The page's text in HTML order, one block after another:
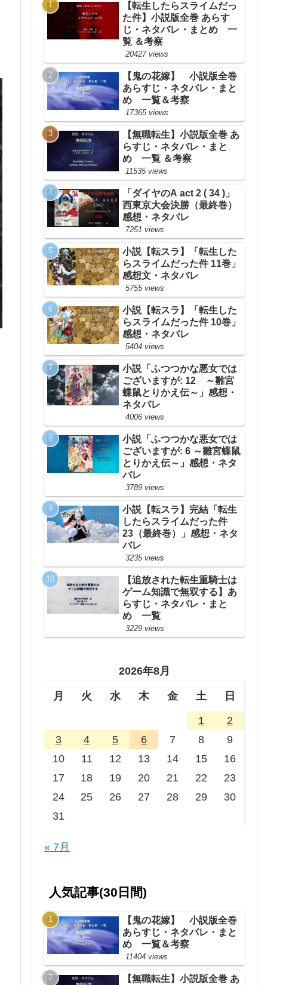
【転生したらスライムだっ
た件】小説版全巻 あらす
じ・ネタバレ・まとめ 一
覧 ＆考察
20427 views
【鬼の花嫁】 小説版全巻
あらすじ・ネタバレ・まと
め 一覧＆考察
17365 views
【無職転生】小説版全巻 あ
らすじ・ネタバレ・まと
め 一覧 ＆考察
11535 views
「ダイヤのA act 2 ( 34 )」
西東京大会決勝（最終巻）
感想・ネタバレ
7251 views
小説【転スラ】「転生した
らスライムだった件 11巻」
感想文・ネタバレ
5755 views
小説【転スラ】「転生した
らスライムだった件 10巻」
感想・ネタバレ
5404 views
小説「ふつつかな悪女では
ございますが: 12 ～雛宮
蝶鼠とりかえ伝～」感想・
ネタバレ
4006 views
小説「ふつつかな悪女では
ございますが: 6 ～雛宮蝶鼠
とりかえ伝～」感想・ネタ
バレ
3789 views
小説【転スラ】完結「転生
したらスライムだった件
23（最終巻）」感想・ネタ
バレ
3235 views
【追放された転生重騎士は
ゲーム知識で無双する】あ
らすじ・ネタバレ・まと
め 一覧
3229 views
2026年8月
月 火 水 木 金 土 日
1
2
3
4 5 6 7 8
9
10
11 12 13 14 15
16
17
18 19 20 21 22
23
24
25 26 27 28 29
30
31
« 7月
人気記事(30日間)
【鬼の花嫁】 小説版全巻
あらすじ・ネタバレ・まと
め 一覧＆考察
11404 views
【無職転生】小説版全巻 あ